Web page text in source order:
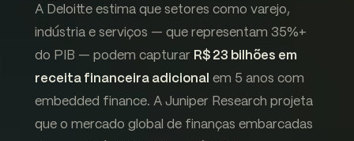
A Deloitte estima que setores como varejo,
indústria e serviços — que representam 35%+
do PIB — podem capturar R$ 23 bilhões em
receita financeira adicional em 5 anos com
embedded finance. A Juniper Research projeta
que o mercado global de finanças embarcadas